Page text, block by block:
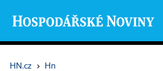
HN.cz › Hn